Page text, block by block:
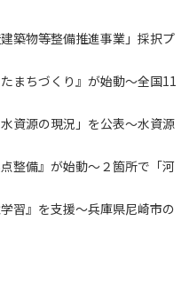
築物等整備推進事業」採択プ
まちづくり』が始動〜全国11
資源の現況」を公表〜水資源
整備』が始動〜２箇所で「河
習』を支援〜兵庫県尼崎市の